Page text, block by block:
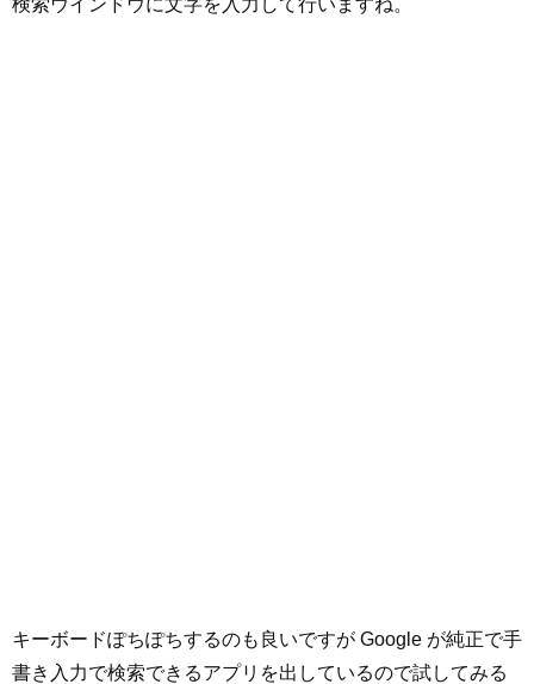
検索ウインドウに文字を入力して行いますね。
キーボードぽちぽちするのも良いですが Google が純正で手
書き入力で検索できるアプリを出しているので試してみる